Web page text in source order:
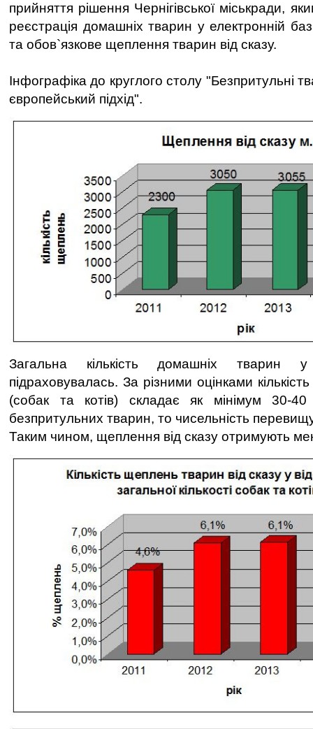
прийняття рішення Чернігівської міськради,
реєстрація домашніх тварин у електронній
та обов`язкове щеплення тварин від сказу.
Інфографіка до круглого столу "Безпритульні
європейський підхід".
Загальна кількість домашніх
підраховувалась. За різними оцінками
(собак та котів) складає як мінімум 30-
безпритульних тварин, то чисельність
Таким чином, щеплення від сказу отримують